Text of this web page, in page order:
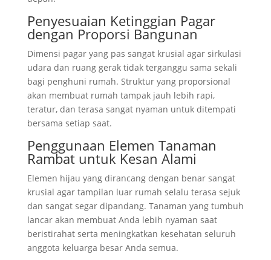
Penyesuaian Ketinggian Pagar
dengan Proporsi Bangunan
Dimensi pagar yang pas sangat krusial agar sirkulasi
udara dan ruang gerak tidak terganggu sama sekali
bagi penghuni rumah. Struktur yang proporsional
akan membuat rumah tampak jauh lebih rapi,
teratur, dan terasa sangat nyaman untuk ditempati
bersama setiap saat.
Penggunaan Elemen Tanaman
Rambat untuk Kesan Alami
Elemen hijau yang dirancang dengan benar sangat
krusial agar tampilan luar rumah selalu terasa sejuk
dan sangat segar dipandang. Tanaman yang tumbuh
lancar akan membuat Anda lebih nyaman saat
beristirahat serta meningkatkan kesehatan seluruh
anggota keluarga besar Anda semua.